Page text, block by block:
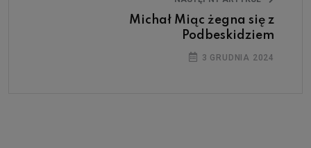
Michał Miąc żegna się z
Podbeskidziem
3 GRUDNIA 2024